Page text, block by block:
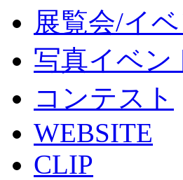
展覧会/イベ
写真イベン
コンテスト
WEBSITE
CLIP